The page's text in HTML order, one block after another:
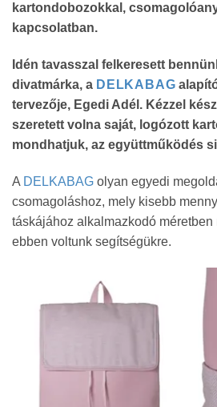
kartondobozokkal,
kapcsolatban.
Idén tavasszal felkeresett
divatmárka, a DELKABAG
tervezője, Egedi Adél. Kézzel
szeretett volna saját, logózott
mondhatjuk, az együttműködés
A DELKABAG olyan egyedi
csomagoláshoz, mely kisebb
táskájához alkalmazkodó méretben
ebben voltunk segítségükre.